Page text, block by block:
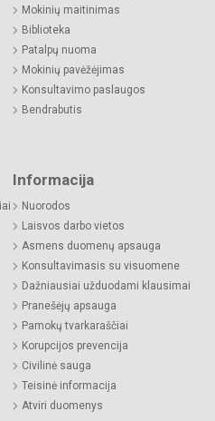
Mokinių maitinimas
Biblioteka
Patalpų nuoma
Mokinių pavėžėjimas
Konsultavimo paslaugos
Bendrabutis
Informacija
Nuorodos
Laisvos darbo vietos
Asmens duomenų apsauga
Konsultavimasis su visuomene
Dažniausiai užduodami klausimai
Pranešėjų apsauga
Pamokų tvarkaraščiai
Korupcijos prevencija
Civilinė sauga
Teisinė informacija
Atviri duomenys